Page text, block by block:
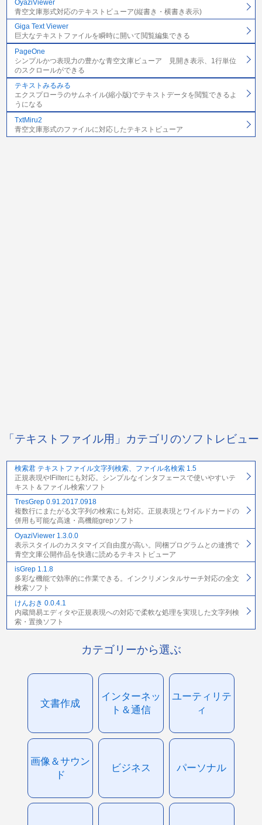
OyaziViewer
青空文庫形式対応のテキストビューア(縦書き・横書き表示)
Giga Text Viewer
巨大なテキストファイルを瞬時に開いて閲覧編集できる
PageOne
シンプルかつ表現力の豊かな青空文庫ビューア 見開き表示、1行単位
のスクロールができる
テキストみるみる
エクスプローラのサムネイル(縮小版)でテキストデータを閲覧できるよ
うになる
TxtMiru2
青空文庫形式のファイルに対応したテキストビューア
「テキストファイル用」カテゴリのソフトレビュー
検索君 テキストファイル文字列検索、ファイル名検索 1.5
正規表現やIFilterにも対応。シンプルなインタフェースで使いやすいテ
キスト＆ファイル検索ソフト
TresGrep 0.91.2017.0918
複数行にまたがる文字列の検索にも対応。正規表現とワイルドカードの
併用も可能な高速・高機能grepソフト
OyaziViewer 1.3.0.0
表示スタイルのカスタマイズ自由度が高い。同梱プログラムとの連携で
青空文庫公開作品を快適に読めるテキストビューア
isGrep 1.1.8
多彩な機能で効率的に作業できる。インクリメンタルサーチ対応の全文
検索ソフト
けんおき 0.0.4.1
内蔵簡易エディタや正規表現への対応で柔軟な処理を実現した文字列検
索・置換ソフト
カテゴリーから選ぶ
文書作成
インターネッ
ト＆通信
ユーティリテ
ィ
画像＆サウン
ド
ビジネス パーソナル